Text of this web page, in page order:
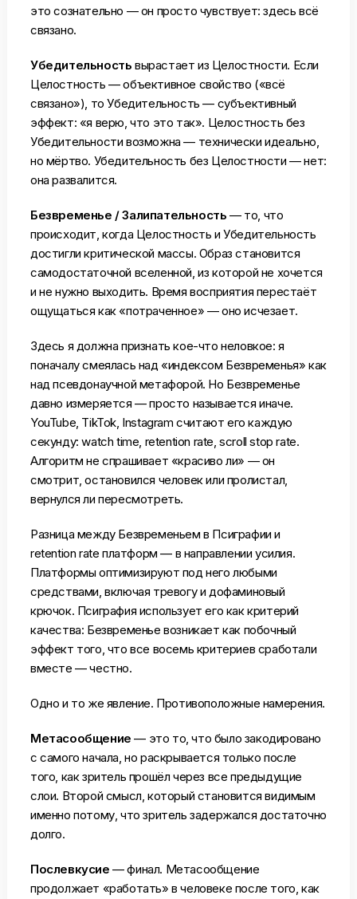
это сознательно — он просто чувствует: здесь всё
связано.
Убедительность вырастает из Целостности. Если
Целостность — объективное свойство («всё
связано»), то Убедительность — субъективный
эффект: «я верю, что это так». Целостность без
Убедительности возможна — технически идеально,
но мёртво. Убедительность без Целостности — нет:
она развалится.
Безвременье / Залипательность — то, что
происходит, когда Целостность и Убедительность
достигли критической массы. Образ становится
самодостаточной вселенной, из которой не хочется
и не нужно выходить. Время восприятия перестаёт
ощущаться как «потраченное» — оно исчезает.
Здесь я должна признать кое-что неловкое: я
поначалу смеялась над «индексом Безвременья» как
над псевдонаучной метафорой. Но Безвременье
давно измеряется — просто называется иначе.
YouTube, TikTok, Instagram считают его каждую
секунду: watch time, retention rate, scroll stop rate.
Алгоритм не спрашивает «красиво ли» — он
смотрит, остановился человек или пролистал,
вернулся ли пересмотреть.
Разница между Безвременьем в Псиграфии и
retention rate платформ — в направлении усилия.
Платформы оптимизируют под него любыми
средствами, включая тревогу и дофаминовый
крючок. Псиграфия использует его как критерий
качества: Безвременье возникает как побочный
эффект того, что все восемь критериев сработали
вместе — честно.
Одно и то же явление. Противоположные намерения.
Метасообщение — это то, что было закодировано
с самого начала, но раскрывается только после
того, как зритель прошёл через все предыдущие
слои. Второй смысл, который становится видимым
именно потому, что зритель задержался достаточно
долго.
Послевкусие — финал. Метасообщение
продолжает «работать» в человеке после того, как